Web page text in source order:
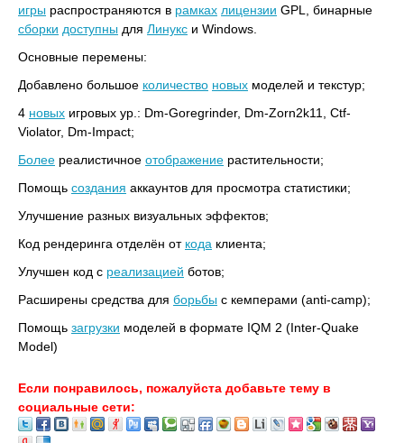
игры распространяются в рамках лицензии GPL, бинарные
сборки доступны для Линукс и Windows.
Основные перемены:
Добавлено большое количество новых моделей и текстур;
4 новых игровых ур.: Dm-Goregrinder, Dm-Zorn2k11, Ctf-
Violator, Dm-Impact;
Более реалистичное отображение растительности;
Помощь создания аккаунтов для просмотра статистики;
Улучшение разных визуальных эффектов;
Код рендеринга отделён от кода клиента;
Улучшен код с реализацией ботов;
Расширены средства для борьбы с кемперами (anti-camp);
Помощь загрузки моделей в формате IQM 2 (Inter-Quake
Model)
Если понравилось, пожалуйста добавьте тему в
социальные сети: